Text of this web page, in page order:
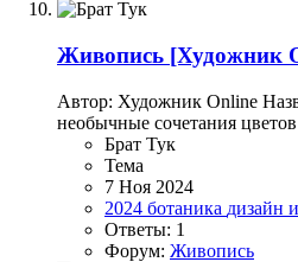
Живопись [Художник
Автор: Художник Online
необычные сочетания
Брат Тук
Тема
7 Ноя 2024
2024 ботаника дизайн
Ответы: 1
Форум: Живопись